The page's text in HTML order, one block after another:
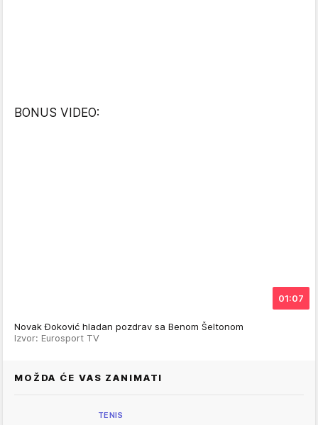
BONUS VIDEO:
01:07
Novak Đoković hladan pozdrav sa Benom Šeltonom
Izvor: Eurosport TV
MOŽDA ĆE VAS ZANIMATI
TENIS